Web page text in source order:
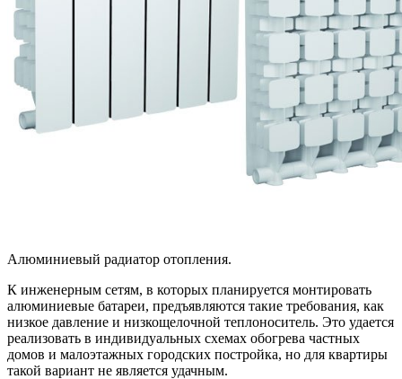
Алюминиевый радиатор отопления.
К инженерным сетям, в которых планируется монтировать
алюминиевые батареи, предъявляются такие требования, как
низкое давление и низкощелочной теплоноситель. Это удается
реализовать в индивидуальных схемах обогрева частных
домов и малоэтажных городских постройка, но для квартиры
такой вариант не является удачным.